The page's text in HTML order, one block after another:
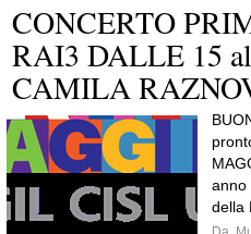
CONCERTO
RAI3 DALLE 15
CAMILA
anno
della